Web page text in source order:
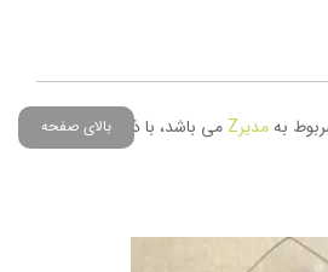
بهمدیرZ می باشد، با ذکر منبع حق
بالای صفحه